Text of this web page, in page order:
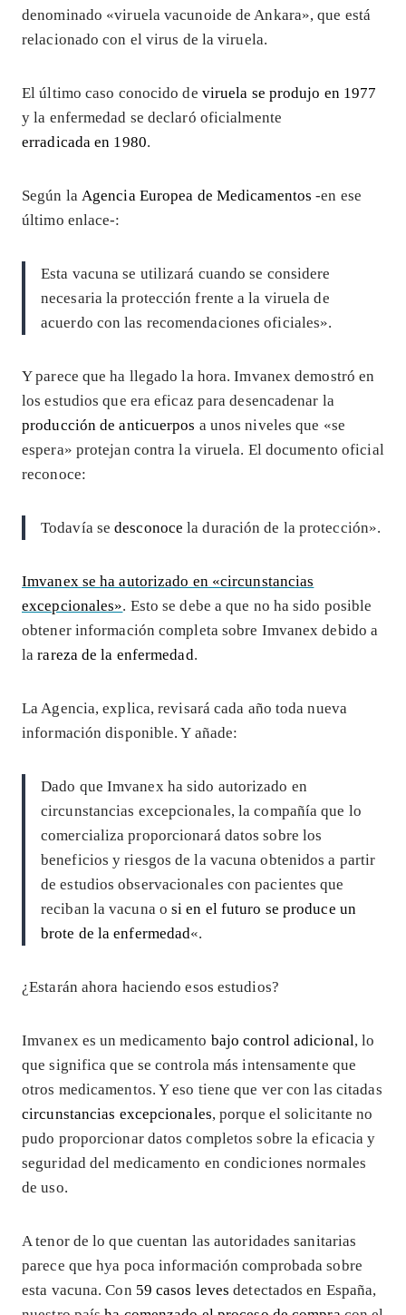
denominado «viruela vacunoide de Ankara», que está
relacionado con el virus de la viruela.
El último caso conocido de viruela se produjo en 1977
y la enfermedad se declaró oficialmente
erradicada en 1980.
Según la Agencia Europea de Medicamentos -en ese
último enlace-:
Esta vacuna se utilizará cuando se considere
necesaria la protección frente a la viruela de
acuerdo con las recomendaciones oficiales».
Y parece que ha llegado la hora. Imvanex demostró en
los estudios que era eficaz para desencadenar la
producción de anticuerpos a unos niveles que «se
espera» protejan contra la viruela. El documento oficial
reconoce:
Todavía sedesconoce la duración de la protección».
Imvanex se ha autorizado en «circunstancias
excepcionales». Esto se debe a que no ha sido posible
obtener información completa sobre Imvanex debido a
larareza de la enfermedad.
La Agencia, explica, revisará cada año toda nueva
información disponible. Y añade:
Dado que Imvanex ha sido autorizado en
circunstancias excepcionales, la compañía que lo
comercializa proporcionará datos sobre los
beneficios y riesgos de la vacuna obtenidos a partir
de estudios observacionales con pacientes que
reciban la vacuna osi en el futuro se produce un
brote de la enfermedad«.
¿Estarán ahora haciendo esos estudios?
Imvanex es un medicamento bajo control adicional, lo
que significa que se controla más intensamente que
otros medicamentos. Y eso tiene que ver con las citadas
circunstancias excepcionales, porque el solicitante no
pudo proporcionar datos completos sobre la eficacia y
seguridad del medicamento en condiciones normales
de uso.
A tenor de lo que cuentan las autoridades sanitarias
parece que hya poca información comprobada sobre
esta vacuna. Con 59 casos leves detectados en España,